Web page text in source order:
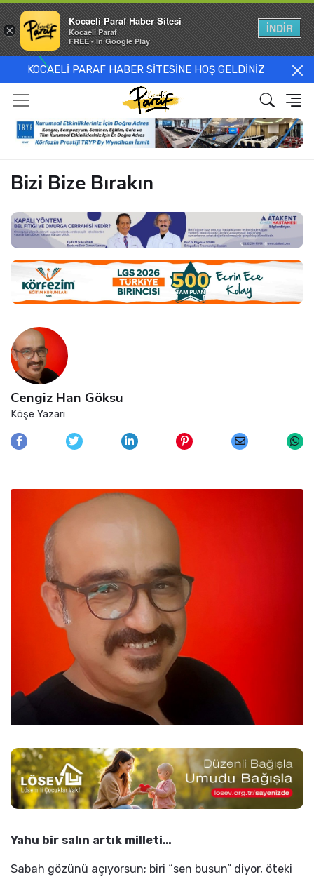
KOCAELİ PARAF HABER SİTESİNE HOŞ GELDİNİZ
Bizi Bize Bırakın
Cengiz Han Göksu
Köşe Yazarı
Yahu bir salın artık milleti…
Sabah gözünü açıyorsun; biri “sen busun” diyor, öteki
×
Kocaeli Paraf Haber Sitesi
Kocaeli Paraf
FREE - In Google Play
İNDİR